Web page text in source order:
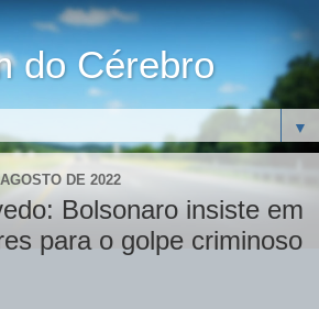
do Cérebro
▼
DE 2022
Bolsonaro insiste em
para o golpe criminoso